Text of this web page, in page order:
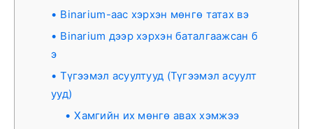
Binarium-аас хэрхэн мөнгө татах вэ
Binarium дээр хэрхэн баталгаажсан б
э
Түгээмэл асуултууд (Түгээмэл асуулт
ууд)
Хамгийн их мөнгө авах хэмжээ